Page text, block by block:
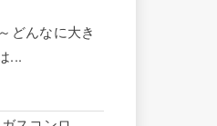
どんなに大き
...